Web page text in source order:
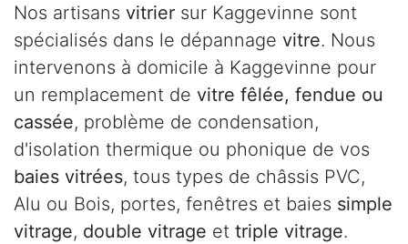
Nos artisans vitrier sur Kaggevinne sont
spécialisés dans le dépannage vitre. Nous
intervenons à domicile à Kaggevinne pour
un remplacement de vitre fêlée, fendue ou
cassée, problème de condensation,
d'isolation thermique ou phonique de vos
baies vitrées, tous types de châssis PVC,
Alu ou Bois, portes, fenêtres et baies simple
vitrage, double vitrage et triple vitrage.